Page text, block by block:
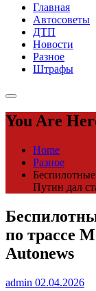
Главная
Автосоветы
ДТП
Новости
Разное
Штрафы
You Are
Home
Разное
Беспилотные
Путин дал
по трассе
Autonews
admin 02.04.2026